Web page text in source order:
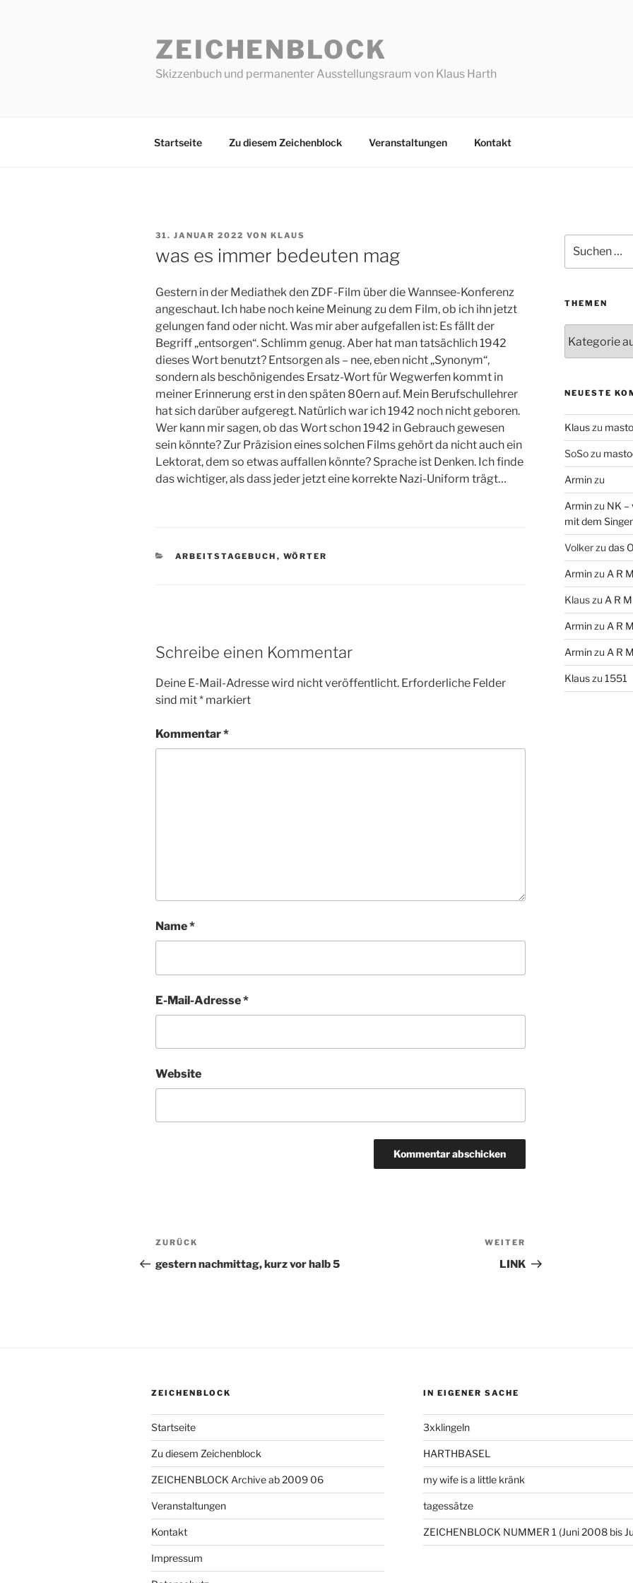
ZEICHENBLOCK
Skizzenbuch und permanenter Ausstellungsraum von Klaus Harth
Startseite Zu diesem Zeichenblock Veranstaltungen Kontakt
VERÖFFENTLICHT
31. JANUAR 2022 VON KLAUS
was es immer bedeuten mag
Gestern in der Mediathek den ZDF-Film über die Wannsee-Konferenz
angeschaut. Ich habe noch keine Meinung zu dem Film, ob ich ihn jetzt
gelungen fand oder nicht. Was mir aber aufgefallen ist: Es fällt der
Begriff „entsorgen“. Schlimm genug. Aber hat man tatsächlich 1942
dieses Wort benutzt? Entsorgen als – nee, eben nicht „Synonym“,
sondern als beschönigendes Ersatz-Wort für Wegwerfen kommt in
meiner Erinnerung erst in den späten 80ern auf. Mein Berufschullehrer
hat sich darüber aufgeregt. Natürlich war ich 1942 noch nicht geboren.
Wer kann mir sagen, ob das Wort schon 1942 in Gebrauch gewesen
sein könnte? Zur Präzision eines solchen Films gehört da nicht auch ein
Lektorat, dem so etwas auffallen könnte? Sprache ist Denken. Ich finde
das wichtiger, als dass jeder jetzt eine korrekte Nazi-Uniform trägt…
KATEGORIEN
ARBEITSTAGEBUCH , WÖRTER
Schreibe einen Kommentar
Deine E-Mail-Adresse wird nicht veröffentlicht. Erforderliche Felder
sind mit* markiert
Kommentar*
Name*
E-Mail-Adresse*
Website
Beitragsnavigation
Vorheriger
Beitrag
ZURÜCK
gestern nachmittag, kurz vor halb 5
Beitrag
WEITER
LINK
nach:
THEMEN
NEUESTE
Klauszu
SoSozu
Arminzu
Arminzu NK –
mit dem
Volkerzu das
Arminzu A R
Klauszu A R
Arminzu A R
Arminzu A R
Klauszu 1551
ZEICHENBLOCK
Startseite
Zu diesem Zeichenblock
ZEICHENBLOCK Archive ab 2009 06
Veranstaltungen
Kontakt
Impressum
IN EIGENER SACHE
3xklingeln
HARTHBASEL
my wife is a little kränk
tagessätze
ZEICHENBLOCK NUMMER 1 (Juni 2008 bis